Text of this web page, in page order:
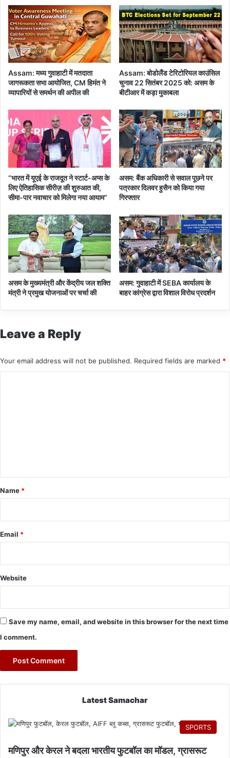
से
पा
नी
छो
ड़
ने
प
र
अ
म
में
बा
ढ़
ल
त
र
ग
म्भी
र
Assam: मध्य गुवाहाटी में मतदाता
जागरूकता सभा आयोजित, CM हिमंत ने
व्यापारियों से समर्थन की अपील की
Assam: बोडोलैंड टेरिटोरियल काउंसिल
चुनाव 22 सितंबर 2025 को: असम के
बीटीआर में कड़ा मुकाबला
“भारत में यूएई के राजदूत ने स्टार्ट-अप्स के
लिए ऐतिहासिक सीरीज़ की शुरुआत की,
सीमा-पार नवाचार को मिलेगा नया आयाम”
असम: बैंक अधिकारी से सवाल पूछने पर
पत्रकार दिलवर हुसैन को किया गया
गिरफ्तार
असम के मुख्यमंत्री और केंद्रीय जल शक्ति
मंत्री ने प्रमुख योजनाओं पर चर्चा की
असम: गुवाहाटी में SEBA कार्यालय के
बाहर कांग्रेस द्वारा विशाल विरोध प्रदर्शन
Leave a Reply
Your email address will not be published. Required fields are marked *
*
Name *
Email *
Website
Save my name, email, and website in this browser for the next time
I comment.
Latest Samachar
SPORTS
मणिपुर और केरल ने बदला भारतीय फुटबॉल का मॉडल, ग्रासरूट